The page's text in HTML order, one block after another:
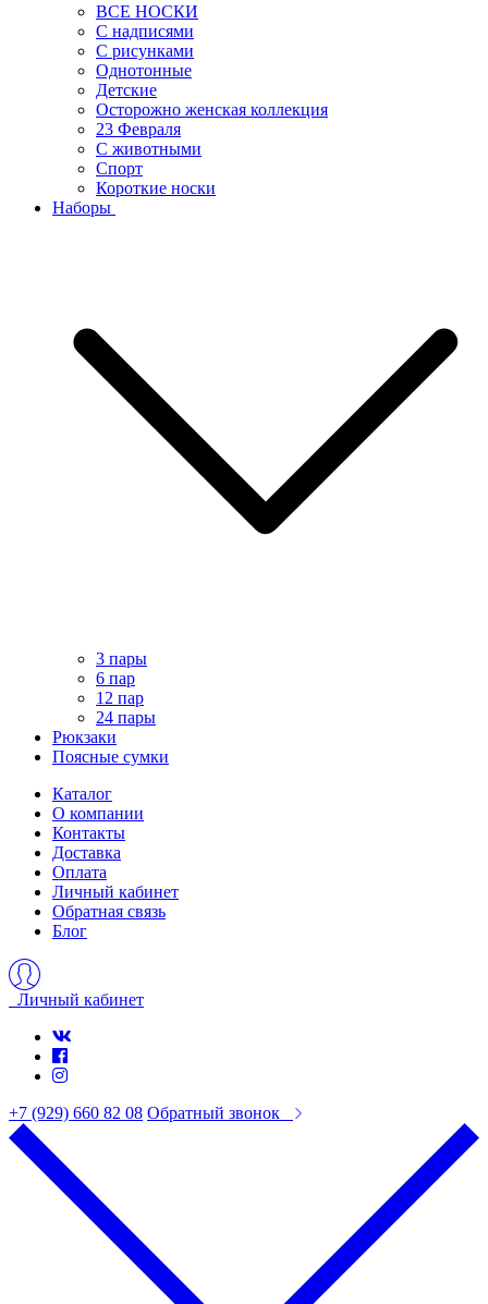
ВСЕ НОСКИ
С надписями
С рисунками
Однотонные
Детские
Осторожно женская коллекция
23 Февраля
С животными
Спорт
Короткие носки
Наборы
3 пары
6 пар
12 пар
24 пары
Рюкзаки
Поясные сумки
Каталог
О компании
Контакты
Доставка
Оплата
Личный кабинет
Обратная связь
Блог
Личный кабинет
+7 (929) 660 82 08 Обратный звонок